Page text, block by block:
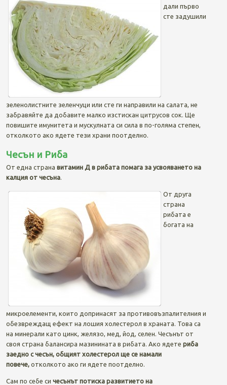
дали първо
сте задушили
зеленолистните зеленчуци или сте ги направили на салата, не
забравяйте да добавите малко изстискан цитрусов сок. Ще
повишите имунитета и мускулната си сила в по-голяма степен,
отколкото ако ядете тези храни поотделно.
Чесън и Риба
От една страна витамин Д в рибата помага за усвояването на
калция от чесъна.
От друга
страна
рибата е
богата на
микроелементи, които допринасят за противовъзпалителния и
обезвреждащ ефект на лошия холестерол в храната. Това са
на минерали като цинк, желязо, мед, йод, селен. Чесънът от
своя страна балансира мазинината в рибата. Ако ядете риба
заедно с чесън, общият холестерол ще се намали
повече,отколкото ако ги ядете поотделно.
Сам по себе си чесънът потиска развитието на